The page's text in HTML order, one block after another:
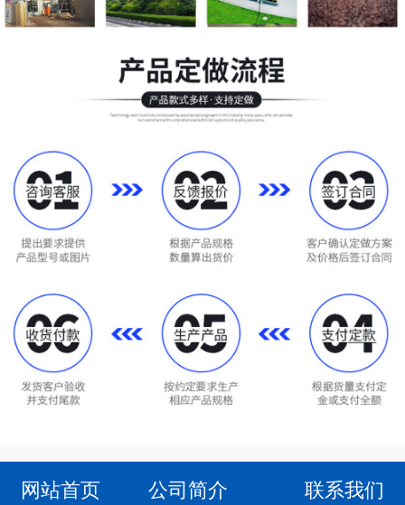
网站首页 公司简介 联系我们